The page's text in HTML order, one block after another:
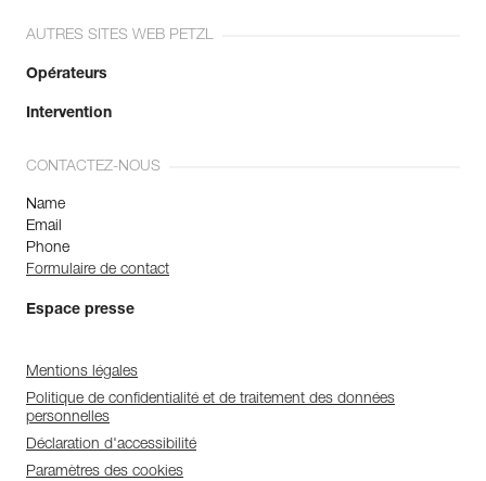
AUTRES SITES WEB PETZL
Opérateurs
Intervention
CONTACTEZ-NOUS
Name
Email
Phone
Formulaire de contact
Espace presse
Mentions légales
Politique de confidentialité et de traitement des données
personnelles
Déclaration d'accessibilité
Paramètres des cookies